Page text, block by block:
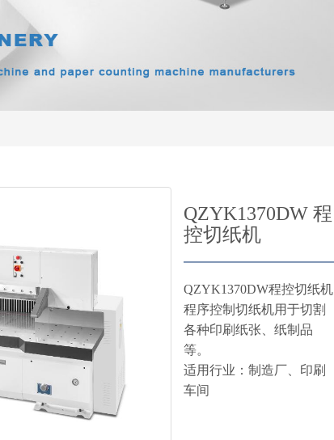
QZYK1370DW 程
控切纸机
QZYK1370DW程控切纸机
程序控制切纸机用于切割
各种印刷纸张、纸制品
等。
适用行业：制造厂、印刷
车间